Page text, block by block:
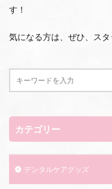
す！
気になる方は、ぜひ、スタ
カテゴリー
デンタルケアグッズ